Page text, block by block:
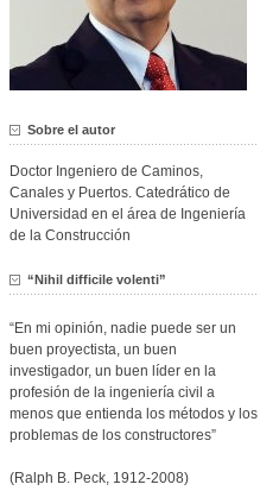
Sobre el autor
Doctor Ingeniero de Caminos,
Canales y Puertos. Catedrático de
Universidad en el área de Ingeniería
de la Construcción
“Nihil difficile volenti”
“En mi opinión, nadie puede ser un
buen proyectista, un buen
investigador, un buen líder en la
profesión de la ingeniería civil a
menos que entienda los métodos y los
problemas de los constructores”
(Ralph B. Peck, 1912-2008)